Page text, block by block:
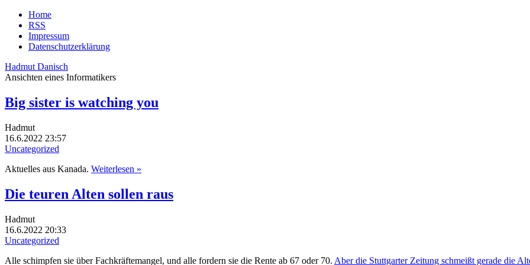
Home
RSS
Impressum
Datenschutzerklärung
Hadmut Danisch
Ansichten eines Informatikers
Big sister is watching you
Hadmut
16.6.2022 23:57
Uncategorized
Aktuelles aus Kanada. Weiterlesen »
Die teuren Alten sollen raus
Hadmut
16.6.2022 20:33
Uncategorized
Alle schimpfen sie über Fachkräftemangel, und alle fordern sie die Rente ab 67 oder 70. Aber die Stuttgarter Zeitung schmeißt gerade die